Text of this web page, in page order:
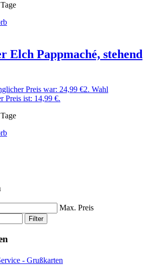
Elch Pappmaché, stehend
Preis war: 24,99 €2. Wahl
Preis ist: 14,99 €.
Max. Preis
Filter
- Grußkarten